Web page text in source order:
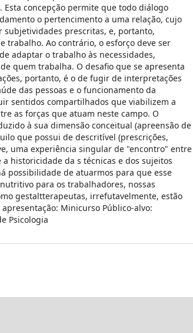
Esta concepção permite que todo diálogo
o pertencimento a uma relação, cujo
subjetividades prescritas, e, portanto,
trabalho. Ao contrário, o esforço deve ser
adaptar o trabalho às necessidades,
quem trabalha. O desafio que se apresenta
portanto, é o de fugir de interpretações
das pessoas e o funcionamento da
sentidos compartilhados que viabilizem a
as forças que atuam neste campo. O
à sua dimensão conceitual (apreensão de
que possui de descritível (prescrições,
uma experiência singular de "encontro" entre
historicidade da s técnicas e dos sujeitos
possibilidade de atuarmos para que esse
para os trabalhadores, nossas
gestaltterapeutas, irrefutavelmente, estão
Minicurso Público-alvo:
Psicologia